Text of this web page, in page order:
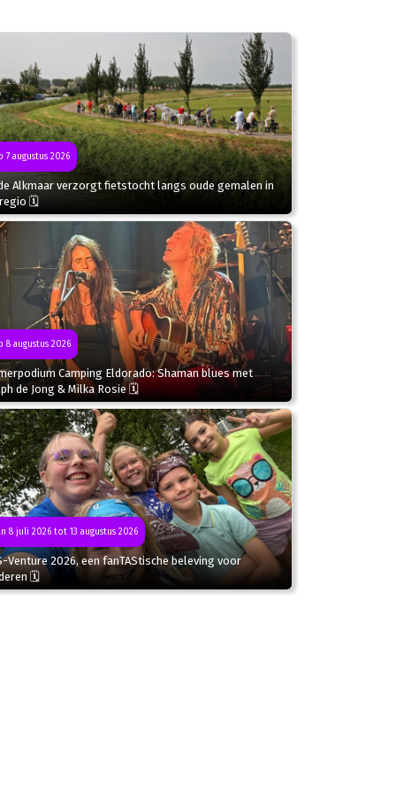
7 augustus 2026
Alkmaar verzorgt fietstocht langs oude gemalen in
🗓
8 augustus 2026
Camping Eldorado: Shaman blues met
de Jong & Milka Rosie 🗓
8 juli 2026 tot 13 augustus 2026
Venture 2026, een fanTAStische beleving voor
🗓